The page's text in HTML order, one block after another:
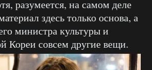
разумеется, на самом деле
здесь только основа, а
министра культуры и
Кореи совсем другие вещи.